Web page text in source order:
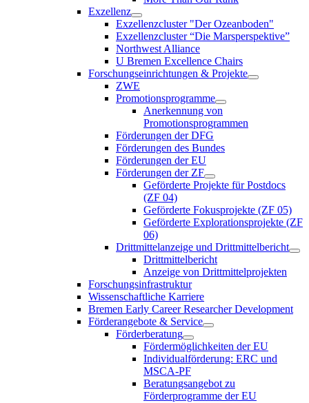
Exzellenz
Exzellenzcluster "Der Ozeanboden"
Exzellenzcluster “Die Marsperspektive”
Northwest Alliance
U Bremen Excellence Chairs
Forschungseinrichtungen & Projekte
ZWE
Promotionsprogramme
Anerkennung von
Promotionsprogrammen
Förderungen der DFG
Förderungen des Bundes
Förderungen der EU
Förderungen der ZF
Geförderte Projekte für Postdocs
(ZF 04)
Geförderte Fokusprojekte (ZF 05)
Geförderte Explorationsprojekte (ZF
06)
Drittmittelanzeige und Drittmittelbericht
Drittmittelbericht
Anzeige von Drittmittelprojekten
Forschungsinfrastruktur
Wissenschaftliche Karriere
Bremen Early Career Researcher Development
Förderangebote & Service
Förderberatung
Fördermöglichkeiten der EU
Individualförderung: ERC und
MSCA-PF
Beratungsangebot zu
Förderprogramme der EU